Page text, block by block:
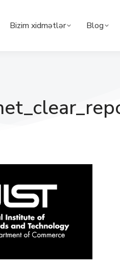
Bizim xidmətlər Blog